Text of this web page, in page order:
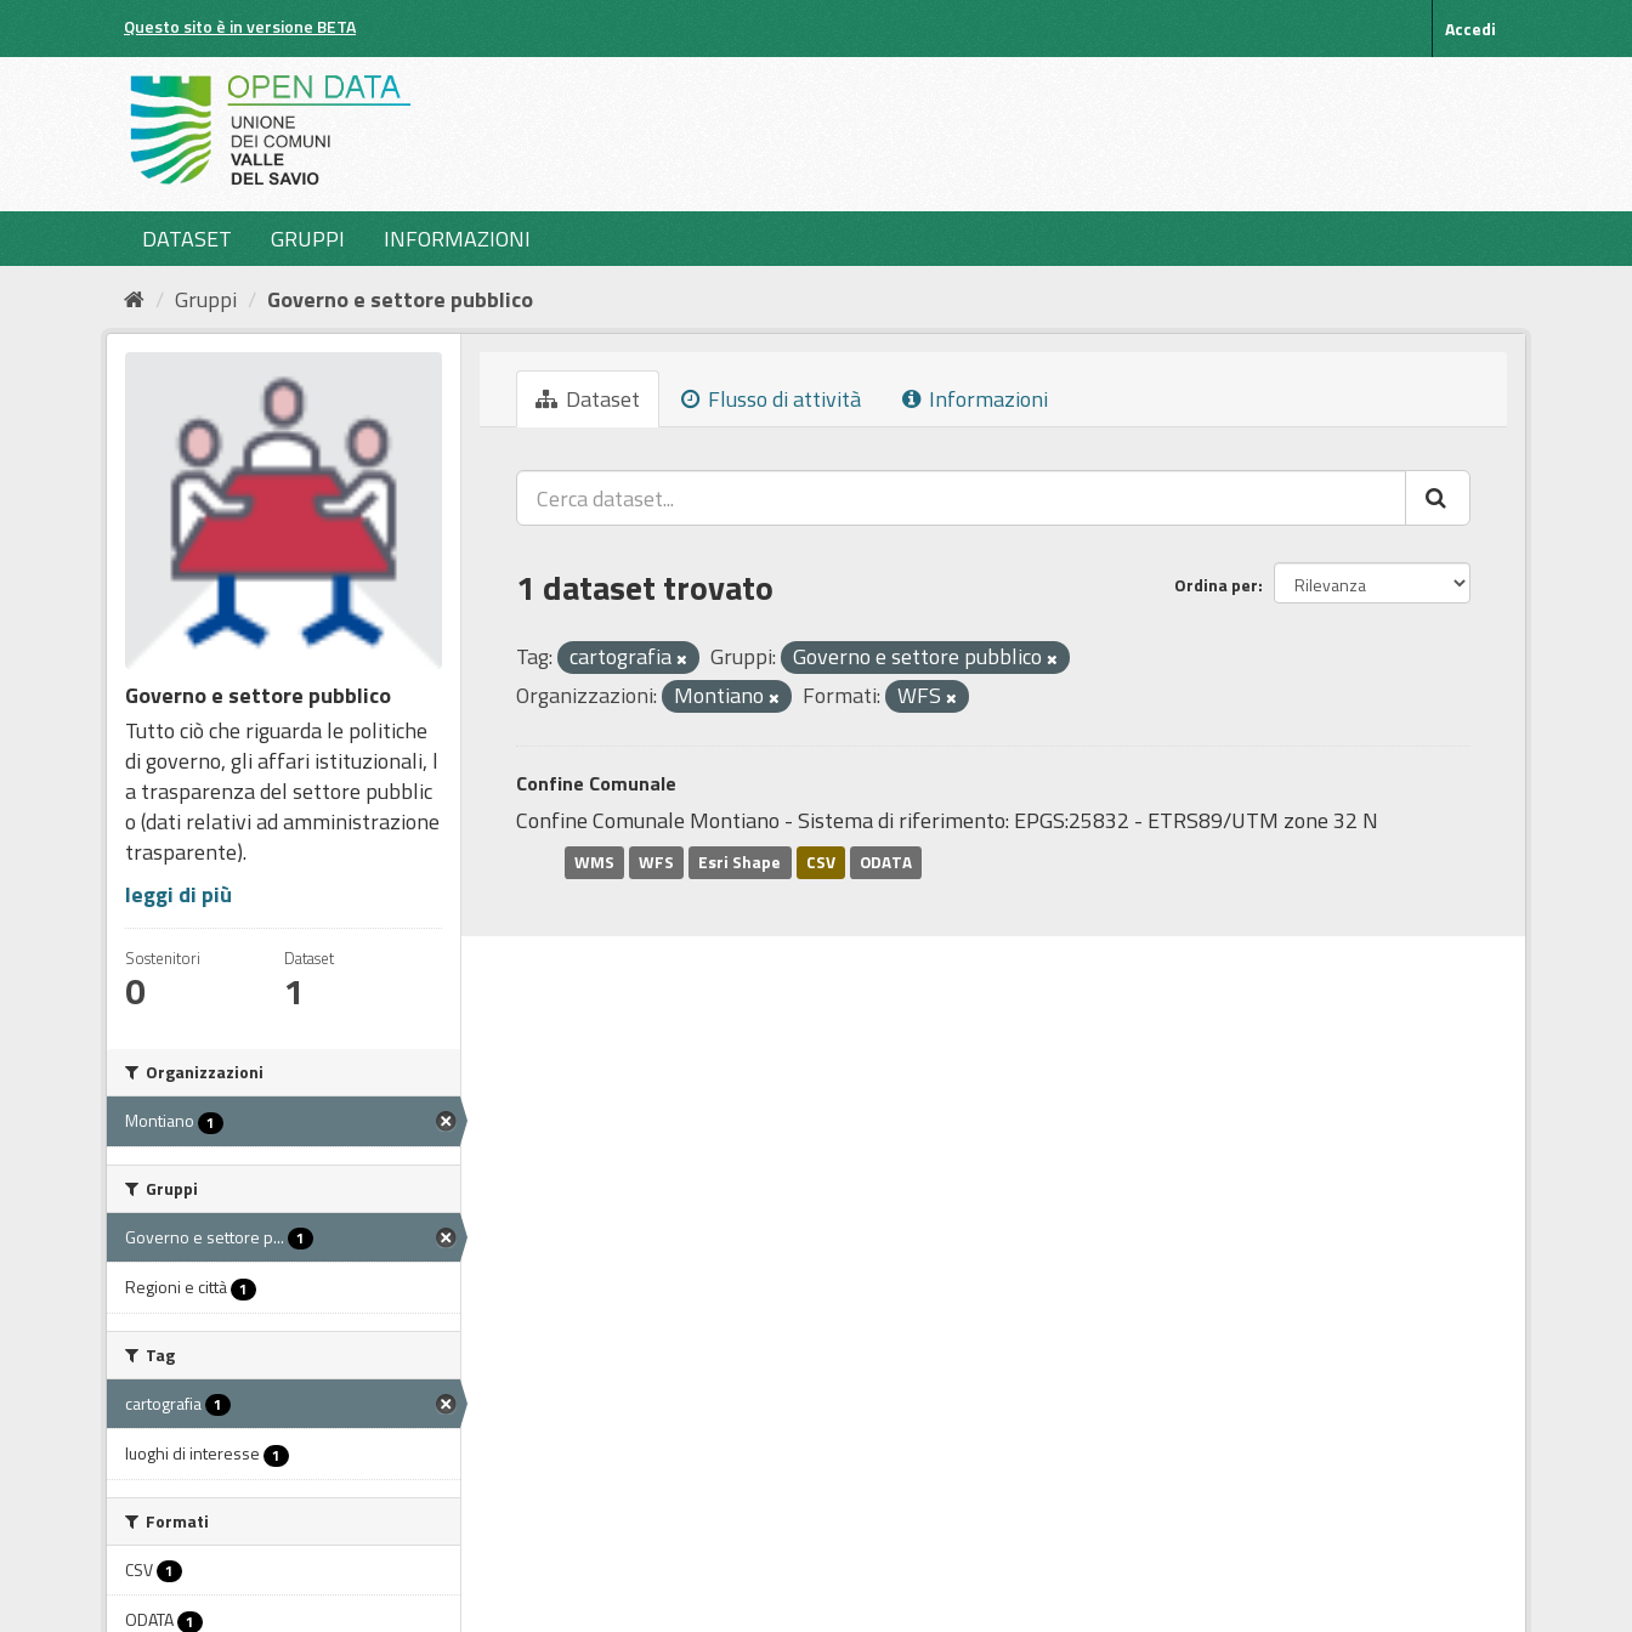
Questo sito è in versione BETA Accedi
DATASET GRUPPI
INFORMAZIONI
Gruppi
Governo e settore pubblico
Governo e settore pubblico
Tutto ciò che riguarda le politiche
di governo, gli affari istituzionali, l
a trasparenza del settore pubblic
o (dati relativi ad amministrazione
trasparente).
leggi di più
Sostenitori
0
Dataset
1
Organizzazioni
Montiano 1
Gruppi
Governo e settore p... 1
Regioni e città 1
Tag
cartografia 1
luoghi di interesse 1
Formati
CSV 1
ODATA 1
Dataset Flusso di attività Informazioni
Ordina per
1 dataset trovato
Tag: cartografia Gruppi: Governo e settore pubblico
Organizzazioni: Montiano Formati: WFS
Confine Comunale
Confine Comunale Montiano - Sistema di riferimento: EPGS:25832 - ETRS89/UTM zone 32 N
WMS WFS Esri Shape CSV ODATA